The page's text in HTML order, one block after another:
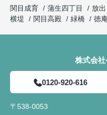
関目成育
蒲生四丁目 放出
横堤
関目高殿 緑橋 徳庵
株式会
0120-920-616
〒538-0053